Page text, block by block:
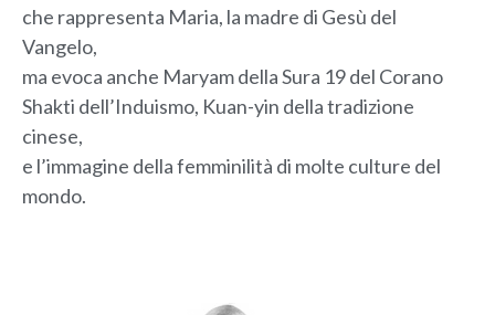
che rappresenta Maria, la madre di Gesù del
Vangelo,
ma evoca anche Maryamdella Sura 19 del Corano
Shakti dell’Induismo, Kuan-yin della tradizione
cinese,
e l’immagine della femminilità di molte culture del
mondo.